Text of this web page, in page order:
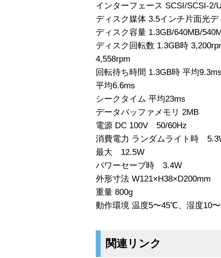
インターフェース SCSI/SCSI-2/
ディスク媒体 3.5インチ片面光
ディスク容量 1.3GB/640MB/
ディスク回転数 1.3GB時
4,558rpm
回転待ち時間 1.3GB時 平均
平均6.6ms
シークタイム 平均23ms
データバッファメモリ 2MB
電源 DC 100V 50/60Hz
消費電力 ランダムライト時
最大 12.5W
パワーセーブ時 3.4W
外形寸法 W121×H38×D200mm
重量 800g
動作環境 温度5〜45℃、湿度10
関連リンク